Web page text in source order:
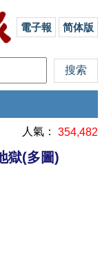
電子報 简体版
人氣： 354,482
獄(多圖)